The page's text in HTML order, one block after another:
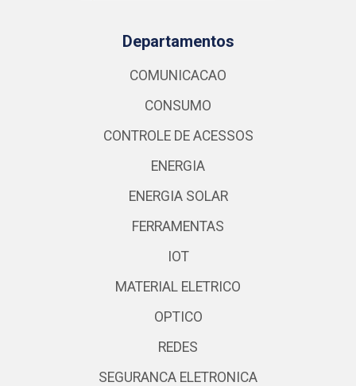
Departamentos
COMUNICACAO
CONSUMO
CONTROLE DE ACESSOS
ENERGIA
ENERGIA SOLAR
FERRAMENTAS
IOT
MATERIAL ELETRICO
OPTICO
REDES
SEGURANCA ELETRONICA